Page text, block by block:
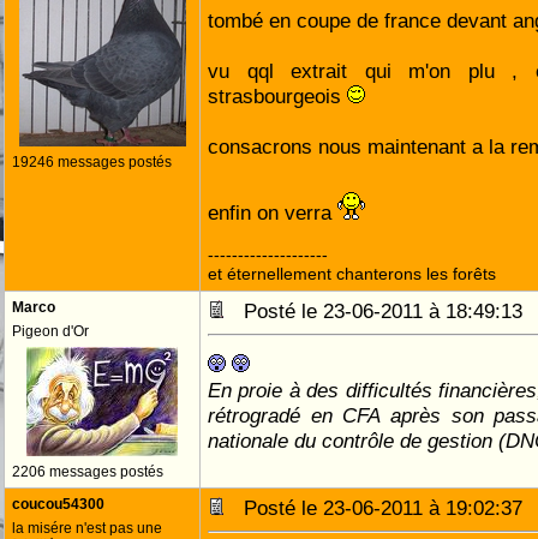
19246 messages postés
tombé en coupe de france devant
vu qql extrait qui m'on plu ,
strasbourgeois
consacrons nous maintenant a la
enfin on verra
--------------------
et éternellement chanterons les forêts
Marco
Pigeon d'Or
2206 messages postés
Posté le 23-06-2011 à
En proie à des difficultés
rétrogradé en CFA après son
nationale du contrôle de gestion
coucou54300
la misére n'est pas une
Posté le 23-06-2011 à